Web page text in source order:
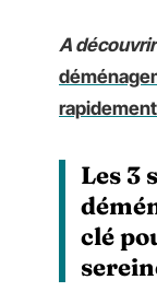
A
Les 3
clé